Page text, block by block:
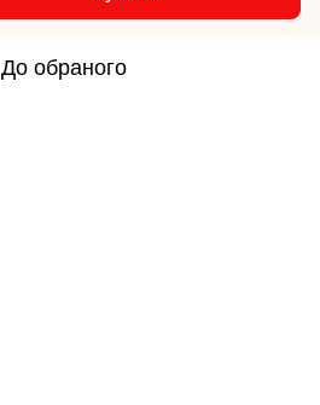
До обраного